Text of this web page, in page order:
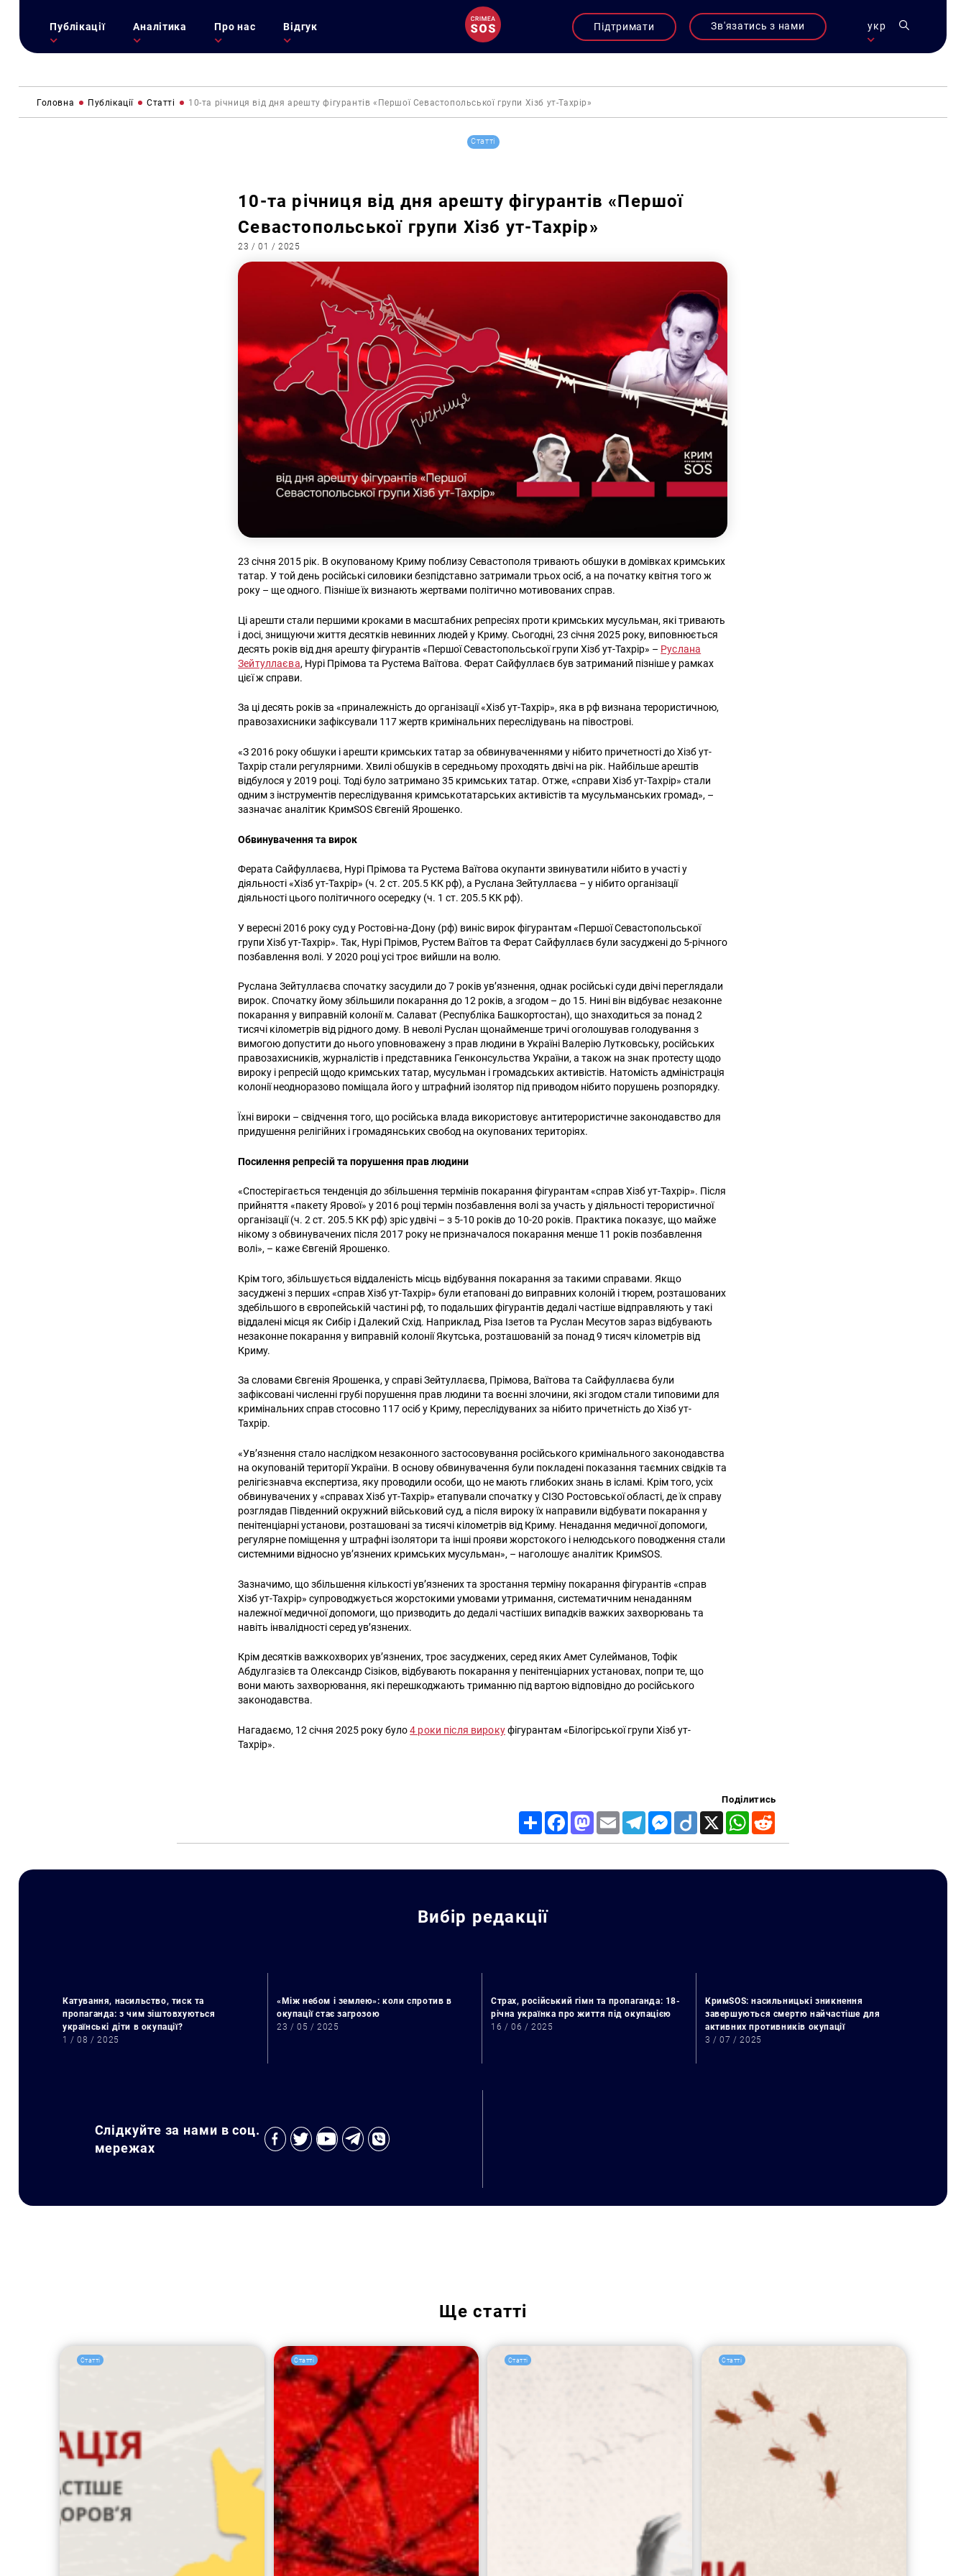
Публікації Аналітика Про нас Відгук Підтримати Зв'язатись з нами укр
Пошук за запитом:
Головна Публікації Статті 10-та річниця від дня арешту фігурантів «Першої Севастопольської групи Хізб ут-Тахрір»
Статті
10-та річниця від дня арешту фігурантів «Першої
Севастопольської групи Хізб ут-Тахрір»
23 / 01 / 2025
23 січня 2015 рік. В окупованому Криму поблизу Севастополя тривають обшуки в домівках кримських
татар. У той день російські силовики безпідставно затримали трьох осіб, а на початку квітня того ж
року – ще одного. Пізніше їх визнають жертвами політично мотивованих справ.
Ці арешти стали першими кроками в масштабних репресіях проти кримських мусульман, які тривають
і досі, знищуючи життя десятків невинних людей у Криму. Сьогодні, 23 січня 2025 року, виповнюється
десять років від дня арешту фігурантів «Першої Севастопольської групи Хізб ут-Тахрір» – Руслана
Зейтуллаєва, Нурі Прімова та Рустема Ваїтова. Ферат Сайфуллаєв був затриманий пізніше у рамках
цієї ж справи.
За ці десять років за «приналежність до організації «Хізб ут-Тахрір», яка в рф визнана терористичною,
правозахисники зафіксували 117 жертв кримінальних переслідувань на півострові.
«З 2016 року обшуки і арешти кримських татар за обвинуваченнями у нібито причетності до Хізб ут-
Тахрір стали регулярними. Хвилі обшуків в середньому проходять двічі на рік. Найбільше арештів
відбулося у 2019 році. Тоді було затримано 35 кримських татар. Отже, «справи Хізб ут-Тахрір» стали
одним з інструментів переслідування кримськотатарських активістів та мусульманських громад», –
зазначає аналітик КримSOS Євгеній Ярошенко.
Обвинувачення та вирок
Ферата Сайфуллаєва, Нурі Прімова та Рустема Ваїтова окупанти звинуватили нібито в участі у
діяльності «Хізб ут-Тахрір» (ч. 2 ст. 205.5 КК рф), а Руслана Зейтуллаєва – у нібито організації
діяльності цього політичного осередку (ч. 1 ст. 205.5 КК рф).
У вересні 2016 року суд у Ростові-на-Дону (рф) виніс вирок фігурантам «Першої Севастопольської
групи Хізб ут-Тахрір». Так, Нурі Прімов, Рустем Ваїтов та Ферат Сайфуллаєв були засуджені до 5-річного
позбавлення волі. У 2020 році усі троє вийшли на волю.
Руслана Зейтуллаєва спочатку засудили до 7 років ув’язнення, однак російські суди двічі переглядали
вирок. Спочатку йому збільшили покарання до 12 років, а згодом – до 15. Нині він відбуває незаконне
покарання у виправній колонії м. Салават (Республіка Башкортостан), що знаходиться за понад 2
тисячі кілометрів від рідного дому. В неволі Руслан щонайменше тричі оголошував голодування з
вимогою допустити до нього уповноважену з прав людини в Україні Валерію Лутковську, російських
правозахисників, журналістів і представника Генконсульства України, а також на знак протесту щодо
вироку і репресій щодо кримських татар, мусульман і громадських активістів. Натомість адміністрація
колонії неодноразово поміщала його у штрафний ізолятор під приводом нібито порушень розпорядку.
Їхні вироки – свідчення того, що російська влада використовує антитерористичне законодавство для
придушення релігійних і громадянських свобод на окупованих територіях.
Посилення репресій та порушення прав людини
«Спостерігається тенденція до збільшення термінів покарання фігурантам «справ Хізб ут-Тахрір». Після
прийняття «пакету Ярової» у 2016 році термін позбавлення волі за участь у діяльності терористичної
організації (ч. 2 ст. 205.5 КК рф) зріс удвічі – з 5-10 років до 10-20 років. Практика показує, що майже
нікому з обвинувачених після 2017 року не призначалося покарання менше 11 років позбавлення
волі», – каже Євгеній Ярошенко.
Крім того, збільшується віддаленість місць відбування покарання за такими справами. Якщо
засуджені з перших «справ Хізб ут-Тахрір» були етаповані до виправних колоній і тюрем, розташованих
здебільшого в європейській частині рф, то подальших фігурантів дедалі частіше відправляють у такі
віддалені місця як Сибір і Далекий Схід. Наприклад, Різа Ізетов та Руслан Месутов зараз відбувають
незаконне покарання у виправній колонії Якутська, розташованій за понад 9 тисяч кілометрів від
Криму.
За словами Євгенія Ярошенка, у справі Зейтуллаєва, Прімова, Ваїтова та Сайфуллаєва були
зафіксовані численні грубі порушення прав людини та воєнні злочини, які згодом стали типовими для
кримінальних справ стосовно 117 осіб у Криму, переслідуваних за нібито причетність до Хізб ут-
Тахрір.
«Ув’язнення стало наслідком незаконного застосовування російського кримінального законодавства
на окупованій території України. В основу обвинувачення були покладені показання таємних свідків та
релігієзнавча експертиза, яку проводили особи, що не мають глибоких знань в ісламі. Крім того, усіх
обвинувачених у «справах Хізб ут-Тахрір» етапували спочатку у СІЗО Ростовської області, де їх справу
розглядав Південний окружний військовий суд, а після вироку їх направили відбувати покарання у
пенітенціарні установи, розташовані за тисячі кілометрів від Криму. Ненадання медичної допомоги,
регулярне поміщення у штрафні ізолятори та інші прояви жорстокого і нелюдського поводження стали
системними відносно ув’язнених кримських мусульман», – наголошує аналітик КримSOS.
Зазначимо, що збільшення кількості ув’язнених та зростання терміну покарання фігурантів «справ
Хізб ут-Тахрір» супроводжується жорстокими умовами утримання, систематичним ненаданням
належної медичної допомоги, що призводить до дедалі частіших випадків важких захворювань та
навіть інвалідності серед ув’язнених.
Крім десятків важкохворих ув’язнених, троє засуджених, серед яких Амет Сулейманов, Тофік
Абдулгазієв та Олександр Сізіков, відбувають покарання у пенітенціарних установах, попри те, що
вони мають захворювання, які перешкоджають триманню під вартою відповідно до російського
законодавства.
Нагадаємо, 12 січня 2025 року було4 роки після вирокуфігурантам «Білогірської групи Хізб ут-
Тахрір».
Поділитись
Share FacebookMastodon
Email TelegramMessenger
Diigo X WhatsApp
Вибір редакції
Катування, насильство, тиск та
пропаганда: з чим зіштовхуються
українські діти в окупації?
1 / 08 / 2025
«Між небом і землею»: коли спротив в
окупації стає загрозою
23 / 05 / 2025
Страх, російський гімн та пропаганда: 18-
річна українка про життя під окупацією
16 / 06 / 2025
КримSOS: насильницькі зникнення
завершуються смертю найчастіше для
активних противників окупації
3 / 07 / 2025
Слідкуйте за нами в соц.
мережах
Щестатті
Статті Статті Статті Статті